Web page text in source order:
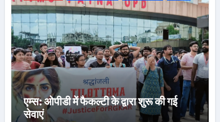
एम्स: ओपीडी में फैकल्टी के द्वारा शुरू की गई
सेवाएं